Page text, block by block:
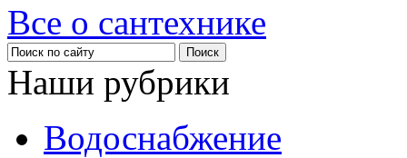
Все о сантехнике
Наши рубрики
Водоснабжение